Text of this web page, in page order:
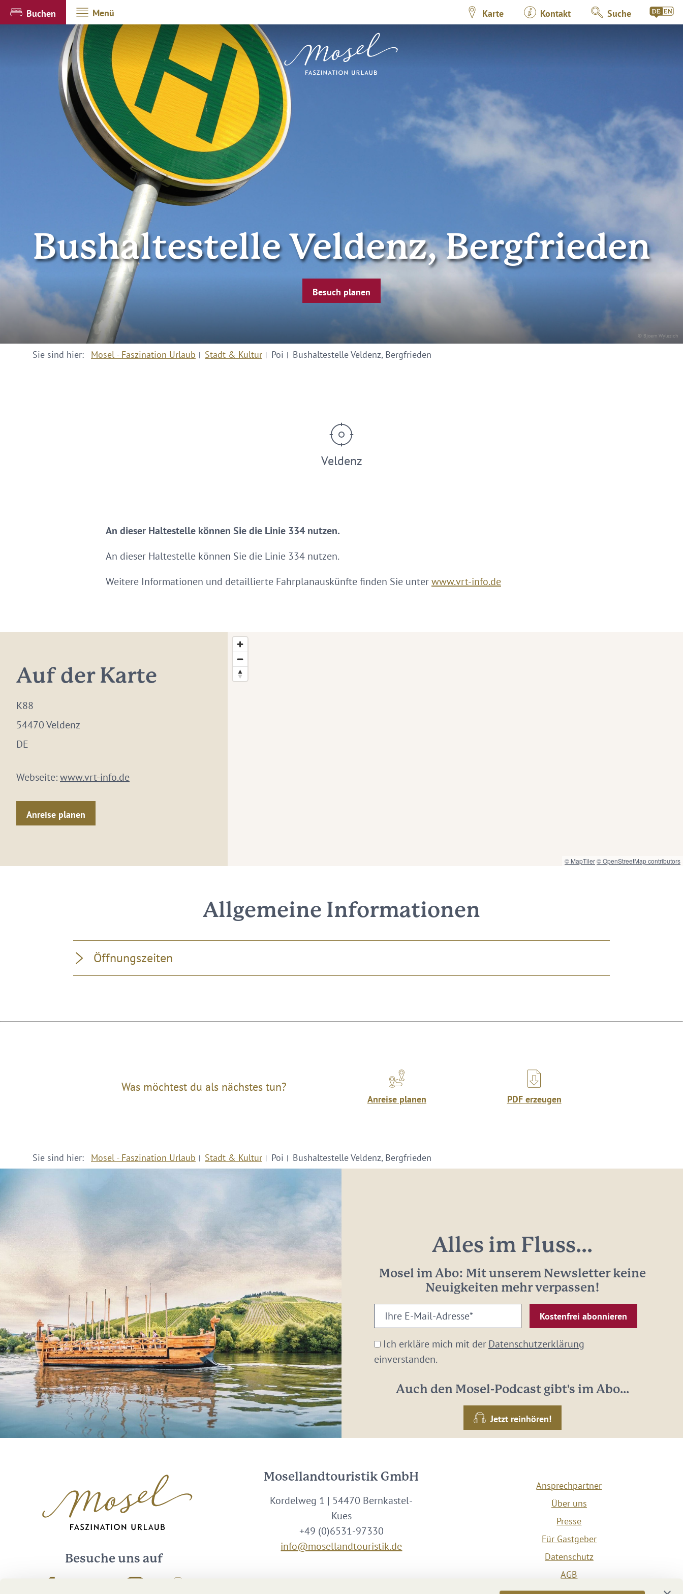
Buchen Menü Karte Kontakt Suche
© Bjoern Wylezich
Bushaltestelle Veldenz, Bergfrieden
Besuch planen
Sie sind hier: Mosel - Faszination Urlaub Stadt & Kultur Poi Bushaltestelle Veldenz, Bergfrieden
Veldenz
An dieser Haltestelle können Sie die Linie 334 nutzen.
An dieser Haltestelle können Sie die Linie 334 nutzen.
Weitere Informationen und detaillierte Fahrplanauskünfte finden Sie unterwww.vrt-info.de
Auf der Karte
K88
54470 Veldenz
DE
Webseite:www.vrt-info.de
Anreise planen
© MapTiler© OpenStreetMap contributors
Allgemeine Informationen
Öffnungszeiten
Was möchtest du als nächstes tun?
Anreise planen PDF erzeugen
Sie sind hier: Mosel - Faszination Urlaub Stadt & Kultur Poi Bushaltestelle Veldenz, Bergfrieden
Alles im Fluss...
Mosel im Abo: Mit unserem Newsletter keine
Neuigkeiten mehr verpassen!
Ihre
E-
Mail-
Adresse:
Ich erkläre mich mit derDatenschutzerklärung
einverstanden.
Auch den Mosel-Podcast gibt's im Abo...
Jetzt reinhören!
Besuche uns auf
Mosellandtouristik GmbH
Kordelweg 1 | 54470 Bernkastel-
Kues
+49 (0)6531-97330
info@mosellandtouristik.de
Ansprechpartner
Über uns
Presse
Für Gastgeber
Datenschutz
AGB